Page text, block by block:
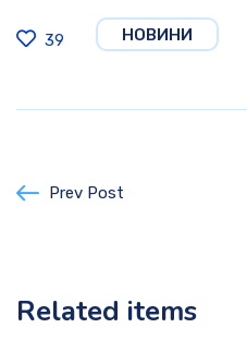
39 НОВИНИ
Prev Post
Related items